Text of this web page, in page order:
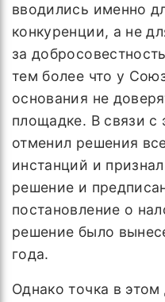
вводились именно
конкуренции, а не
за
тем более что у
основания не
площадке. В связи
отменил решения
инстанций и
решение и
постановление о
решение было
года.
Однако точка в